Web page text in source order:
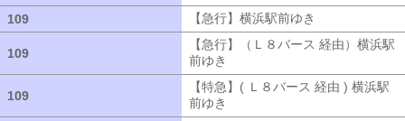
109
【急行】横浜駅前ゆき
109
【急行】（Ｌ８バース 経由）横浜駅
前ゆき
109
【特急】( Ｌ８バース 経由 ) 横浜駅
前ゆき